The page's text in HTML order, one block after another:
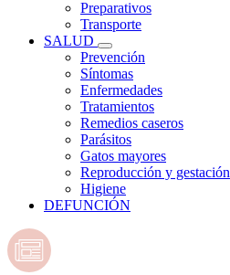
Preparativos
Transporte
SALUD
Prevención
Síntomas
Enfermedades
Tratamientos
Remedios caseros
Parásitos
Gatos mayores
Reproducción y gestación
Higiene
DEFUNCIÓN